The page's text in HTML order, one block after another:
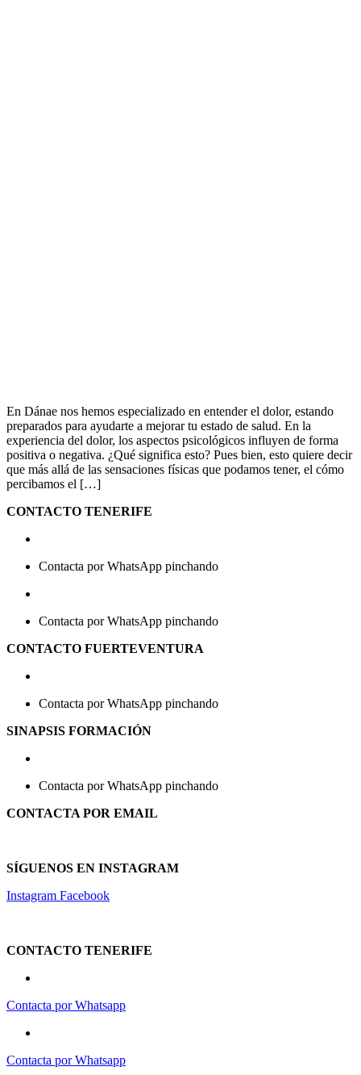
En Dánae nos hemos especializado en entender el dolor, estando
preparados para ayudarte a mejorar tu estado de salud. En la
experiencia del dolor, los aspectos psicológicos influyen de forma
positiva o negativa. ¿Qué significa esto? Pues bien, esto quiere decir
que más allá de las sensaciones físicas que podamos tener, el cómo
percibamos el […]
CONTACTO TENERIFE
Contacta por WhatsApp pinchando
Contacta por WhatsApp pinchando
CONTACTO FUERTEVENTURA
Contacta por WhatsApp pinchando
SINAPSIS FORMACIÓN
Contacta por WhatsApp pinchando
CONTACTA POR EMAIL
SÍGUENOS EN INSTAGRAM
Instagram Facebook
CONTACTO TENERIFE
Contacta por Whatsapp
Contacta por Whatsapp